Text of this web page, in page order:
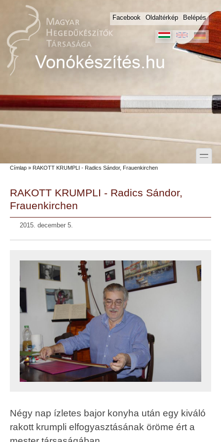
Skip to main content
Skip to search
Facebook
Oldaltérkép Belépés
toggle
Secondary menu
Címlap » RAKOTT KRUMPLI - Radics Sándor, Frauenkirchen
RAKOTT KRUMPLI - Radics Sándor,
Frauenkirchen
2015. december 5.
Négy nap ízletes bajor konyha után egy kiváló
rakott krumpli elfogyasztásának öröme ért a